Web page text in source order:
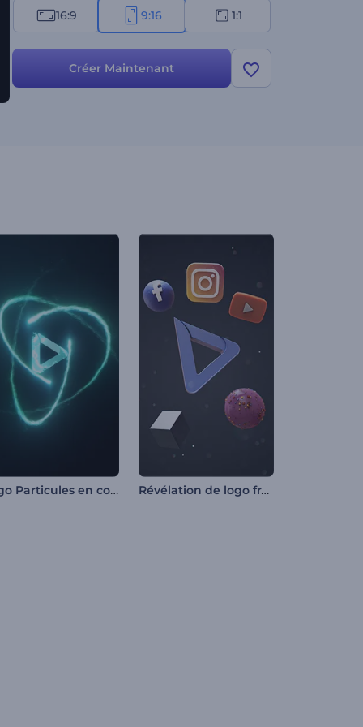
16:9 9:16 1:1
Créer Maintenant
Logo Particules en collision Révélation de logo frappant